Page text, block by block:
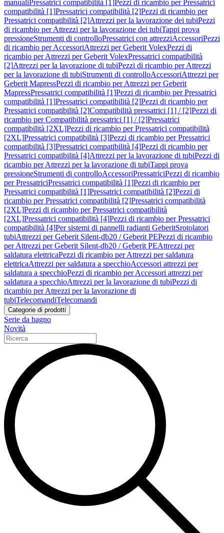
manualiPressatrici compatibilità [1]Pezzi di ricambio per Pressatrici
compatibilità [1]Pressatrici compatibilità [2]Pezzi di ricambio per
Pressatrici compatibilità [2]Attrezzi per la lavorazione dei tubiPezzi
di ricambio per Attrezzi per la lavorazione dei tubiTappi prova
pressioneStrumenti di controlloPressatrici con attrezziAccessoriPezzi
di ricambio per AccessoriAttrezzi per Geberit VolexPezzi di
ricambio per Attrezzi per Geberit VolexPressatrici compatibilità
[2]Attrezzi per la lavorazione di tubiPezzi di ricambio per Attrezzi
per la lavorazione di tubiStrumenti di controlloAccessoriAttrezzi per
Geberit MapressPezzi di ricambio per Attrezzi per Geberit
MapressPressatrici compatibilità [1]Pezzi di ricambio per Pressatrici
compatibilità [1]Pressatrici compatibilità [2]Pezzi di ricambio per
Pressatrici compatibilità [2]Compatibilità pressatrici [1] / [2]Pezzi di
ricambio per Compatibilità pressatrici [1] / [2]Pressatrici
compatibilità [2XL]Pezzi di ricambio per Pressatrici compatibilità
[2XL]Pressatrici compatibilità [3]Pezzi di ricambio per Pressatrici
compatibilità [3]Pressatrici compatibilità [4]Pezzi di ricambio per
Pressatrici compatibilità [4]Attrezzi per la lavorazione di tubiPezzi di
ricambio per Attrezzi per la lavorazione di tubiTappi prova
pressioneStrumenti di controlloAccessoriPressatriciPezzi di ricambio
per PressatriciPressatrici compatibilità [1]Pezzi di ricambio per
Pressatrici compatibilità [1]Pressatrici compatibilità [2]Pezzi di
ricambio per Pressatrici compatibilità [2]Pressatrici compatibilità
[2XL]Pezzi di ricambio per Pressatrici compatibilità
[2XL]Pressatrici compatibilità [4]Pezzi di ricambio per Pressatrici
compatibilità [4]Per sistemi di pannelli radianti GeberitSrotolatori
tubiAttrezzi per Geberit Silent-db20 / Geberit PEPezzi di ricambio
per Attrezzi per Geberit Silent-db20 / Geberit PEAttrezzi per
saldatura elettricaPezzi di ricambio per Attrezzi per saldatura
elettricaAttrezzi per saldatura a specchioAccessori attrezzi per
saldatura a specchioPezzi di ricambio per Accessori attrezzi per
saldatura a specchioAttrezzi per la lavorazione di tubiPezzi di
ricambio per Attrezzi per la lavorazione di
tubiTelecomandiTelecomandi
Categorie di prodotti
Serie da bagno
Novità